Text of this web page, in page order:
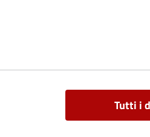
Tutti i